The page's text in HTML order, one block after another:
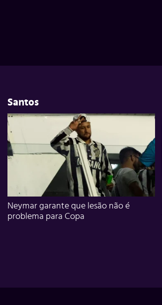
Santos
Neymar garante que lesão não é
problema para Copa